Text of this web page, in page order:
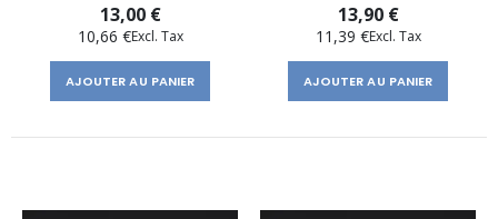
13,00 €
10,66 €
AJOUTER AU PANIER
13,90 €
11,39 €
AJOUTER AU PANIER